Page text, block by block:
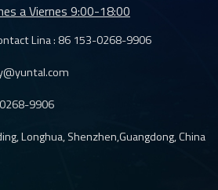
a Viernes 9:00-18:00
Lina : 86 153-0268-9906
9906
Longhua, Shenzhen,Guangdong, China